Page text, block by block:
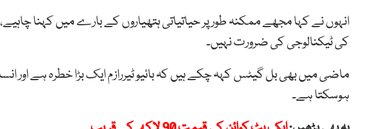
انہوں نے کہا مجھے ممکنہ طور پر حیاتیاتی ہتھیاروں کے بارے میں کہنا
کی ٹیکنالوجی کی ضرورت نہیں۔
ماضی میں بھی بل گیٹس کہہ چکے ہیں کہ بائیو ٹیررازم ایک بڑا خطرہ ہے اور
ہوسکتا ہے۔